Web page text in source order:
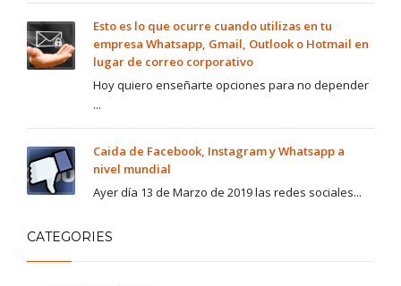
Esto es lo que ocurre cuando utilizas en tu
empresa Whatsapp, Gmail, Outlook o Hotmail en
lugar de correo corporativo
Hoy quiero enseñarte opciones para no depender
...
Caida de Facebook, Instagram y Whatsapp a
nivel mundial
Ayer día 13 de Marzo de 2019 las redes sociales...
CATEGORIES